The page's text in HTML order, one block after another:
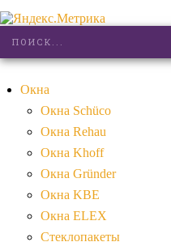
Окна
Окна Schüco
Окна Rehau
Окна Khoff
Окна Gründer
Окна KBE
Окна ELEX
Стеклопакеты